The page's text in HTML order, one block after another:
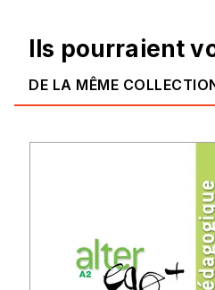
Ils pourraient
DE LA MÊME